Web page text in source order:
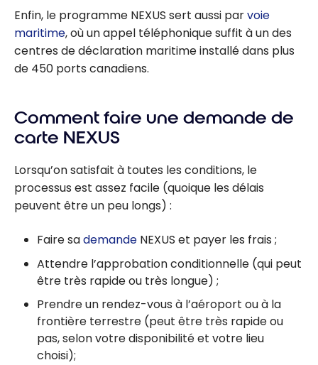
Enfin, le programme NEXUS sert aussi parvoie
maritime, où un appel téléphonique suffit à un des
centres de déclaration maritime installé dans plus
de 450 ports canadiens.
Comment faire une demande de
carte NEXUS
Lorsqu’on satisfait à toutes les conditions, le
processus est assez facile (quoique les délais
peuvent être un peu longs) :
Faire sademande NEXUS et payer les frais ;
Attendre l’approbation conditionnelle (qui peut
être très rapide ou très longue) ;
Prendre un rendez-vous à l’aéroport ou à la
frontière terrestre (peut être très rapide ou
pas, selon votre disponibilité et votre lieu
choisi);